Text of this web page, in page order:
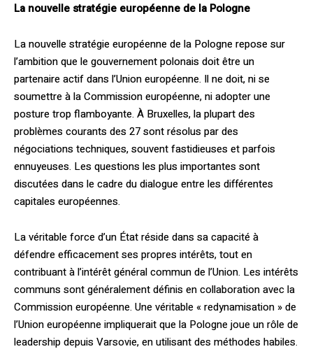
La nouvelle stratégie européenne de la Pologne
La nouvelle stratégie européenne de la Pologne repose sur
l’ambition que le gouvernement polonais doit être un
partenaire actif dans l’Union européenne. Il ne doit, ni se
soumettre à la Commission européenne, ni adopter une
posture trop flamboyante. À Bruxelles, la plupart des
problèmes courants des 27 sont résolus par des
négociations techniques, souvent fastidieuses et parfois
ennuyeuses. Les questions les plus importantes sont
discutées dans le cadre du dialogue entre les différentes
capitales européennes.
La véritable force d’un État réside dans sa capacité à
défendre efficacement ses propres intérêts, tout en
contribuant à l’intérêt général commun de l’Union. Les intérêts
communs sont généralement définis en collaboration avec la
Commission européenne. Une véritable « redynamisation » de
l’Union européenne impliquerait que la Pologne joue un rôle de
leadership depuis Varsovie, en utilisant des méthodes habiles.